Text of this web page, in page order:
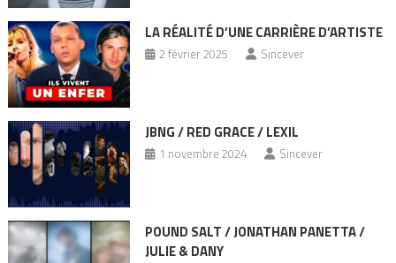
LA RÉALITÉ D’UNE CARRIÈRE D’ARTISTE
2 février 2025 Sincever
JBNG / RED GRACE / LEXIL
1 novembre 2024 Sincever
POUND SALT / JONATHAN PANETTA /
JULIE & DANY